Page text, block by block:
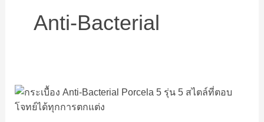
Anti-Bacterial
กระเบื้อง
Anti-